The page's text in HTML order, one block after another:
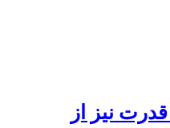
سیا دیل ورفˇ عؤمره
نیز از